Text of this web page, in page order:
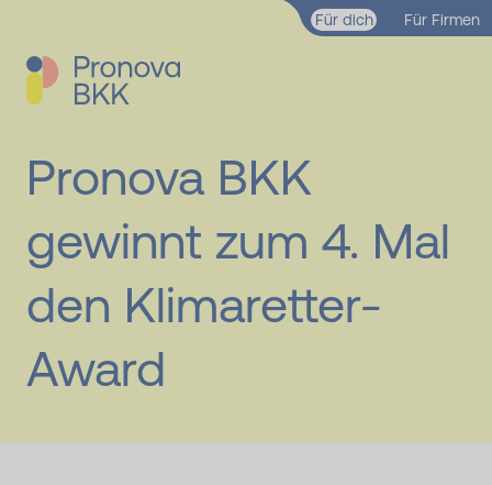
Zum Hauptinhalt springen
Für dich Für Firmen
Pronova BKK
gewinnt zum 4. Mal
den Klimaretter-
Award